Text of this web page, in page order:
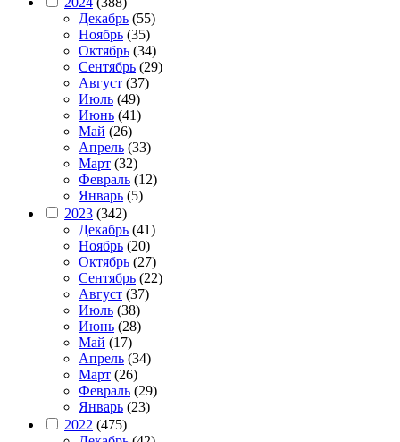
Декабрь (55)
Ноябрь (35)
Октябрь (34)
Сентябрь (29)
Август (37)
Июль (49)
Июнь (41)
Май (26)
Апрель (33)
Март (32)
Февраль (12)
Январь (5)
2023 (342)
Декабрь (41)
Ноябрь (20)
Октябрь (27)
Сентябрь (22)
Август (37)
Июль (38)
Июнь (28)
Май (17)
Апрель (34)
Март (26)
Февраль (29)
Январь (23)
2022 (475)